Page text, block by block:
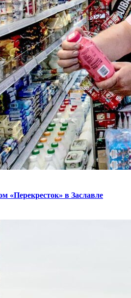
«Перекресток» в Заславле